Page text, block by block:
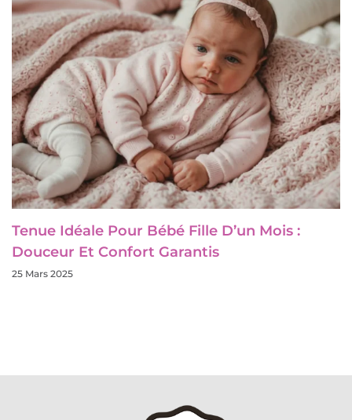
Tenue Idéale Pour Bébé Fille D’un Mois :
Douceur Et Confort Garantis
25 Mars 2025